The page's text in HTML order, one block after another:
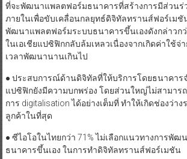
ที่จะพัฒนาแพลตฟอร์มธนาคารที่สร้างการมีส่วน
ภายในเพื่อขับเคลื่อนกลยุทธ์ดิจิทัลทรานส์ฟอร์เมชั
พัฒนาแพลตฟอร์มระบบธนาคารขึ้นเองดังกล่าวกว่
ในเอเชียแปซิฟิกกลับล้มเหลวเนื่องจากเกิดค่าใช้จ่
เวลาพัฒนานานเกินไป
● ประสบการณ์ด้านดิจิทัลที่ให้บริการโดยธนาคาร
แปซิฟิกยังมีความบกพร่อง โดยส่วนใหญ่ไม่สามาร
การ digitalisation ได้อย่างเต็มที่ ทำให้เกิดช่องว่า
ลูกค้าในที่สุด
● ซีไอโอในไทยกว่า 71% ไม่เลือกแนวทางการพั
ธนาคารขึ้นเอง ในการทำดิจิทัลทรานส์ฟอร์เมชัน